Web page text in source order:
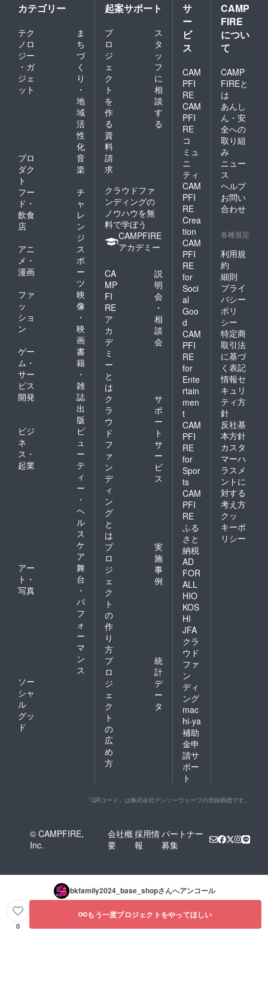
カテゴリー
テク
ノロ
ジー
・ガ
ジェ
ット
ま
ち
づ
く
り
・
地
域
活
性
化
プロ
ダク
ト
音
楽
フー
ド・
飲食
店
チ
ャ
レ
ン
ジ
アニ
メ・
漫画
ス
ポ
ー
ツ
ファ
ッ
ショ
ン
映
像
・
映
画
ゲー
ム・
サー
ビス
開発
書
籍
・
雑
誌
出
版
ビジ
ネ
ス・
起業
ビ
ュ
ー
テ
ィ
ー
・
ヘ
ル
ス
ケ
ア
アー
ト・
写真
舞
台
・
パ
フ
ォ
ー
マ
ン
ス
ソー
シャ
ル
グッ
ド
起案サポート
プ
ロ
ジ
ェ
ク
ト
を
作
る
ス
タ
ッ
フ
に
相
談
す
る
資
料
請
求
クラウドファ
ンディングの
ノウハウを無
料で学ぼう
CAMPFIRE
アカデミー
CA
MP
FI
RE
ア
カ
デ
ミ
ー
と
は
説
明
会
・
相
談
会
ク
ラ
ウ
ド
フ
ァ
ン
デ
ィ
ン
グ
と
は
サ
ポ
ー
ト
サ
ー
ビ
ス
プ
ロ
ジ
ェ
ク
ト
の
作
り
方
実
施
事
例
プ
ロ
ジ
ェ
ク
ト
の
広
め
方
統
計
デ
ー
タ
サ
ー
ビ
ス
CAM
PFI
RE
CAM
PFI
RE
コ
ミュ
ニ
ティ
CAM
PFI
RE
Crea
tion
CAM
PFI
RE
for
Soci
al
Goo
d
CAM
PFI
RE
for
Ente
rtain
men
t
CAM
PFI
RE
for
Spor
ts
CAM
PFI
RE
ふる
さと
納税
AD
FOR
ALL
HIO
KOS
HI
JFA
クラ
ウド
ファ
ン
ディ
ング
mac
hi-ya
補助
金申
請サ
ポー
ト
CAMP
FIRE
につい
て
CAMP
FIREと
は
あんし
ん・安
全への
取り組
み
ニュー
ス
ヘルプ
お問い
合わせ
各種規定
利用規
約
細則
プライ
バシー
ポリ
シー
特定商
取引法
に基づ
く表記
情報セ
キュリ
ティ方
針
反社基
本方針
カスタ
マーハ
ラスメ
ントに
対する
考え方
クッ
キーポ
リシー
「QRコード」は株式会社デンソーウェーブの登録商標です。
© CAMPFIRE,
Inc.
会社概
要
採用情
報
パートナー
募集
bkfamily2024_base_shopさんへアンコール
0
もう一度プロジェクトをやってほしい